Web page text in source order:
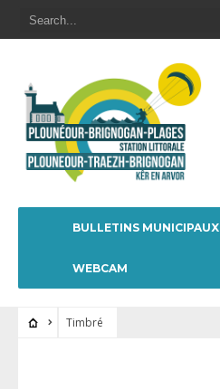
BULLETINS MUNICIPAUX
WEBCAM
Timbré